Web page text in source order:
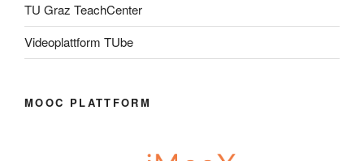
TU Graz TeachCenter
Videoplattform TUbe
MOOC PLATTFORM